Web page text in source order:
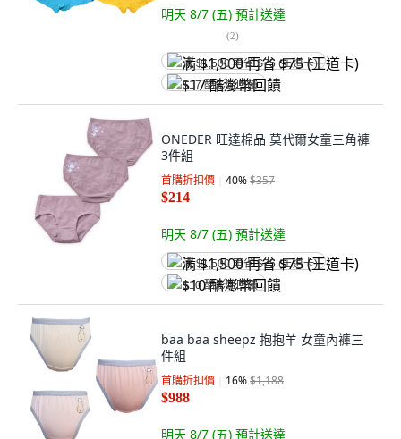
明天 8/7 (五) 預計送達
(2)
满 $1,500 再省 $75 (王道卡)
$17 酷澎幣回饋
ONEDER 旺達棉品 莫代爾女童三角褲
3件組
首購折扣價 40%$357
$214
明天 8/7 (五) 預計送達
满 $1,500 再省 $75 (王道卡)
$10 酷澎幣回饋
baa baa sheepz 抱抱羊 女童內褲三
件組
首購折扣價 16%$1,188
$988
明天 8/7 (五) 預計送達